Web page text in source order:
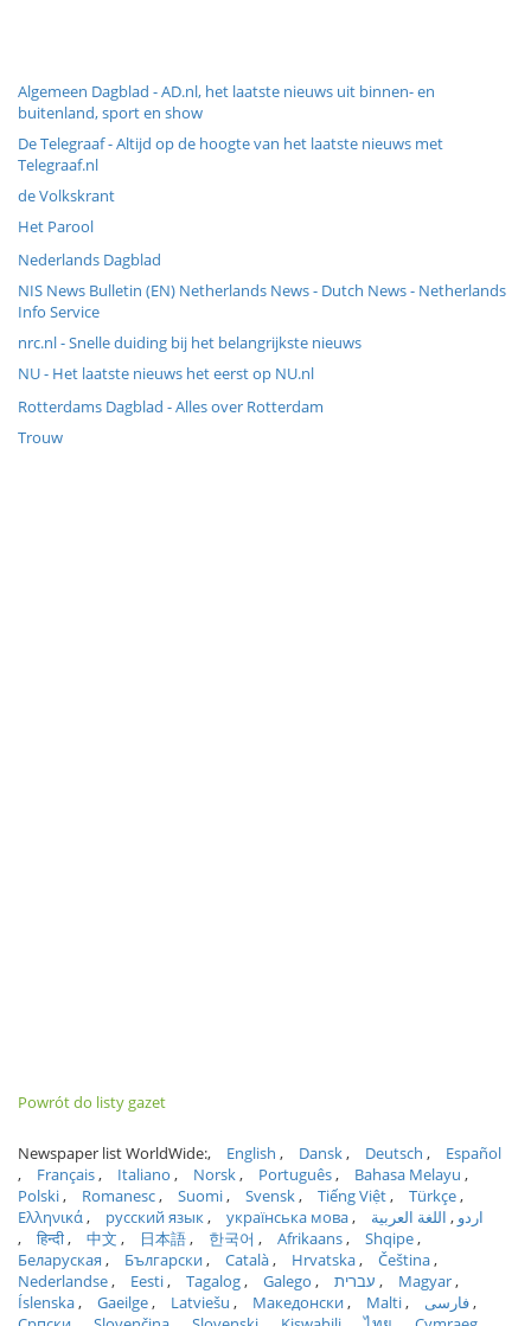
Algemeen Dagblad - AD.nl, het laatste nieuws uit binnen- en
buitenland, sport en show
De Telegraaf - Altijd op de hoogte van het laatste nieuws met
Telegraaf.nl
de Volkskrant
Het Parool
Nederlands Dagblad
NIS News Bulletin (EN) Netherlands News - Dutch News - Netherlands
Info Service
nrc.nl - Snelle duiding bij het belangrijkste nieuws
NU - Het laatste nieuws het eerst op NU.nl
Rotterdams Dagblad - Alles over Rotterdam
Trouw
Powrót do listy gazet
Newspaper list WorldWide: English Dansk Deutsch
Español
Français
Italiano Norsk Português
Bahasa Melayu
Polski
Romanesc Suomi Svensk Tiếng Việt
Türkçe
Ελληνικά
русский язык українська мова اردو
اللغة العربية
हिन्दी
中文 日本語 한국어 Afrikaans
Shqipe
Беларуская
Български Català Hrvatska
Čeština
Nederlandse
Eesti Tagalog Galego עברית
Magyar
Íslenska
Gaeilge Latviešu Македонски Malti
فارسی